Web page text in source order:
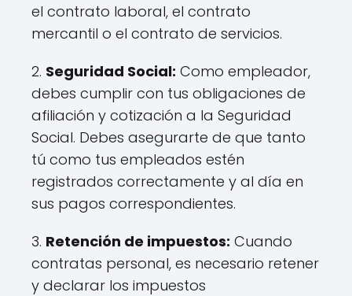
el contrato laboral, el contrato
mercantil o el contrato de servicios.
2. Seguridad Social: Como empleador,
debes cumplir con tus obligaciones de
afiliación y cotización a la Seguridad
Social. Debes asegurarte de que tanto
tú como tus empleados estén
registrados correctamente y al día en
sus pagos correspondientes.
3. Retención de impuestos: Cuando
contratas personal, es necesario retener
y declarar los impuestos